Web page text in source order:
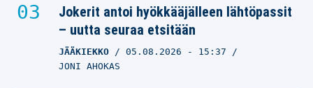
Jokerit antoi hyökkääjälleen lähtöpassit
– uutta seuraa etsitään
JÄÄKIEKKO 05.08.2026 - 15:37
JONI AHOKAS